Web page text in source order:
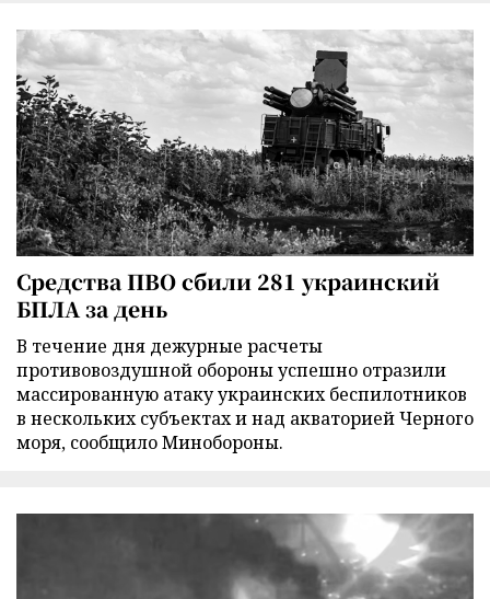
Средства ПВО сбили 281 украинский
БПЛА за день
В течение дня дежурные расчеты
противовоздушной обороны успешно отразили
массированную атаку украинских беспилотников
в нескольких субъектах и над акваторией Черного
моря, сообщило Минобороны.